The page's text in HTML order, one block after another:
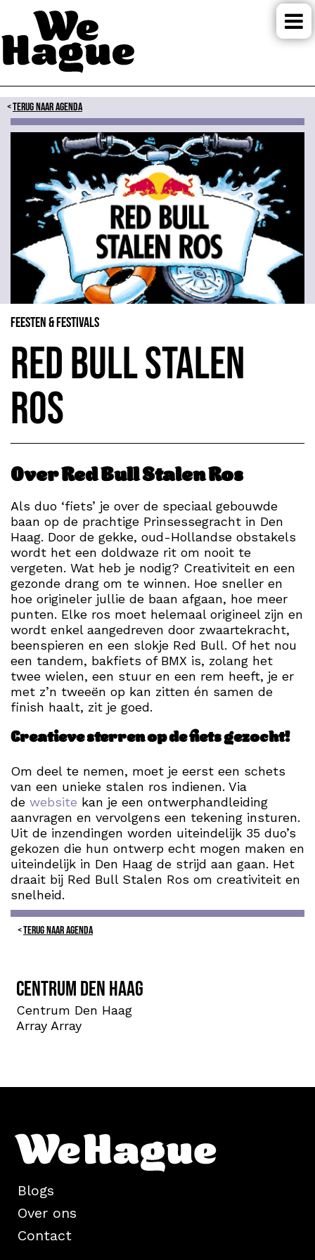
TERUG NAAR AGENDA
Feesten & Festivals
Red Bull Stalen
Ros
Over Red Bull Stalen Ros
Als duo ‘fiets’ je over de speciaal gebouwde
baan op de prachtige Prinsessegracht in Den
Haag. Door de gekke, oud-Hollandse obstakels
wordt het een doldwaze rit om nooit te
vergeten. Wat heb je nodig? Creativiteit en een
gezonde drang om te winnen. Hoe sneller en
hoe origineler jullie de baan afgaan, hoe meer
punten. Elke ros moet helemaal origineel zijn en
wordt enkel aangedreven door zwaartekracht,
beenspieren en een slokje Red Bull. Of het nou
een tandem, bakfiets of BMX is, zolang het
twee wielen, een stuur en een rem heeft, je er
met z’n tweeën op kan zitten én samen de
finish haalt, zit je goed.
Creatieve sterren op de fiets gezocht!
Om deel te nemen, moet je eerst een schets
van een unieke stalen ros indienen. Via
de website kan je een ontwerphandleiding
aanvragen en vervolgens een tekening insturen.
Uit de inzendingen worden uiteindelijk 35 duo’s
gekozen die hun ontwerp echt mogen maken en
uiteindelijk in Den Haag de strijd aan gaan. Het
draait bij Red Bull Stalen Ros om creativiteit en
snelheid.
TERUG NAAR AGENDA
Centrum Den Haag
Centrum Den Haag
Array Array
Blogs
Over ons
Contact